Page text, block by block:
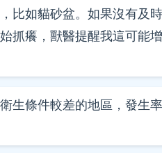
比如貓砂盆。如果沒有及
抓癢，獸醫提醒我這可能
生條件較差的地區，發生